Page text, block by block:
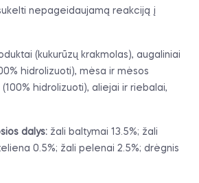
nepageidaujamą reakciją į
(kukurūzų krakmolas), augaliniai
hidrolizuoti), mėsa ir mėsos
hidrolizuoti), aliejai ir riebalai,
dalys: žali baltymai 13.5%; žali
0.5%; žali pelenai 2.5%; drėgnis